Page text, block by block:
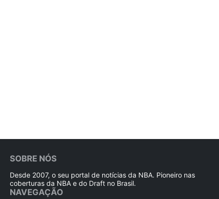
SOBRE NÓS
Desde 2007, o seu portal de notícias da NBA. Pioneiro nas
coberturas da NBA e do Draft no Brasil.
NAVEGAÇÃO